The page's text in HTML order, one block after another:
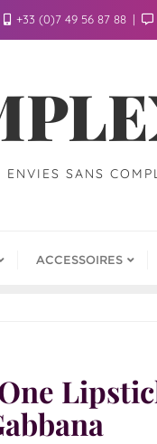
+33 (0)7 49 56 87 88
SANS
ACCESSOIRES